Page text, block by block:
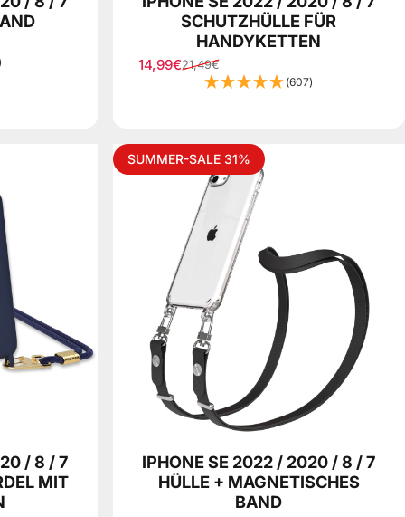
SCHUTZHÜLLE FÜR
HANDYKETTEN
Verkaufspreis
14,99€
Normaler Preis
21,49€
(607)
/ 8 / 7
MIT
SUMMER-SALE 31%
IPHONE SE 2022 / 2020 / 8 / 7
HÜLLE + MAGNETISCHES
BAND